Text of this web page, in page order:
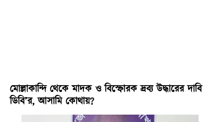
মোল্লাকান্দি থেকে মাদক ও বিস্ফোরক দ্রব্য উদ্ধারের দাবি
ডিবি’র, আসামি কোথায়?